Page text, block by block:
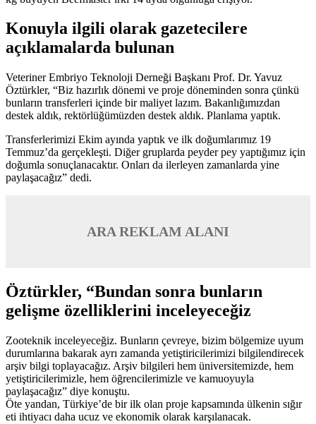
Konuyla ilgili olarak gazetecilere
açıklamalarda bulunan
Veteriner Embriyo Teknoloji Derneği Başkanı Prof. Dr. Yavuz
Öztürkler, “Biz hazırlık dönemi ve proje döneminden sonra çünkü
bunların transferleri içinde bir maliyet lazım. Bakanlığımızdan
destek aldık, rektörlüğümüzden destek aldık. Planlama yaptık.
Transferlerimizi Ekim ayında yaptık ve ilk doğumlarımız 19
Temmuz’da gerçekleşti. Diğer gruplarda peyder pey yaptığımız için
doğumla sonuçlanacaktır. Onları da ilerleyen zamanlarda yine
paylaşacağız” dedi.
ARA REKLAM ALANI
Öztürkler, “Bundan sonra bunların
gelişme özelliklerini inceleyeceğiz
Zooteknik inceleyeceğiz. Bunların çevreye, bizim bölgemize uyum
durumlarına bakarak ayrı zamanda yetiştiricilerimizi bilgilendirecek
arşiv bilgi toplayacağız. Arşiv bilgileri hem üniversitemizde, hem
yetiştiricilerimizle, hem öğrencilerimizle ve kamuoyuyla
paylaşacağız” diye konuştu.
Öte yandan, Türkiye’de bir ilk olan proje kapsamında ülkenin sığır
eti ihtiyacı daha ucuz ve ekonomik olarak karşılanacak.